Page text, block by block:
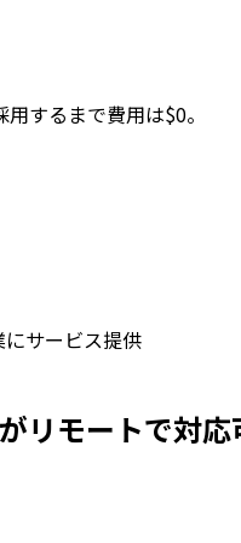
するまで費用は$0。
サービス提供
モートで対応